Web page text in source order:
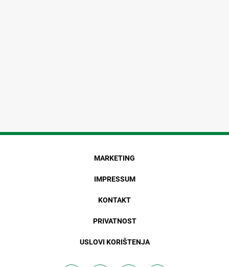
MARKETING
IMPRESSUM
KONTAKT
PRIVATNOST
USLOVI KORIŠTENJA